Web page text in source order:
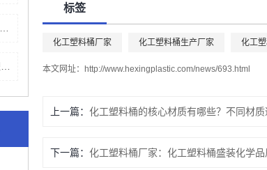
标签
化工塑料桶厂家 化工塑料桶生产厂家 化工
本文网址： http://www.hexingplastic.com/news/693.html
上一篇： 化工塑料桶的核心材质有哪些？不同材质
下一篇：